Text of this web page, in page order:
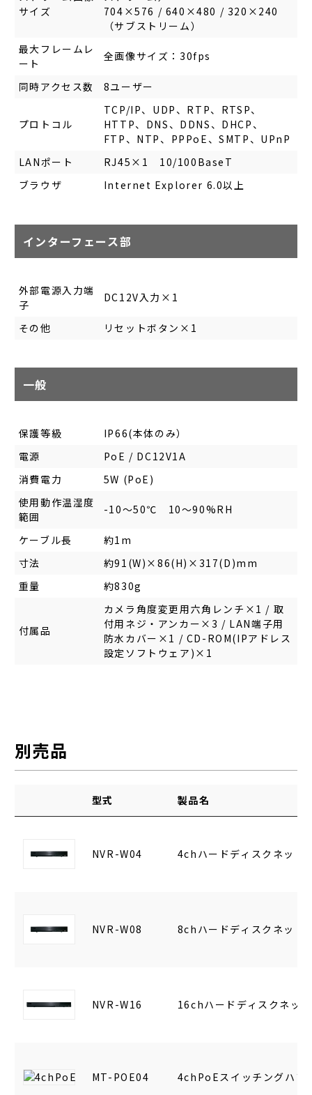
サイズ
704×576 / 640×480 / 320×240
（サブストリーム）
最大フレームレ
ート
全画像サイズ：30fps
同時アクセス数 8ユーザー
プロトコル
TCP/IP、UDP、RTP、RTSP、
HTTP、DNS、DDNS、DHCP、
FTP、NTP、PPPoE、SMTP、UPnP
LANポート
RJ45×1 10/100BaseT
ブラウザ
Internet Explorer 6.0以上
インターフェース部
外部電源入力端
子
DC12V入力×1
その他 リセットボタン×1
一般
保護等級
IP66(本体のみ）
電源
PoE / DC12V1A
消費電力
5W (PoE)
使用動作温湿度
範囲
-10～50℃ 10～90%RH
ケーブル長
約1m
寸法
約91(W)×86(H)×317(D)mm
重量
約830g
付属品
カメラ角度変更用六角レンチ×1 / 取
付用ネジ・アンカー×3 / LAN端子用
防水カバー×1 / CD-ROM(IPアドレス
設定ソフトウェア)×1
別売品
型式 製品名
NVR-W04 4chハードディスクネット
NVR-W08 8chハードディスクネット
NVR-W16 16chハードディスクネッ
MT-POE04 4chPoEスイッチングハブ